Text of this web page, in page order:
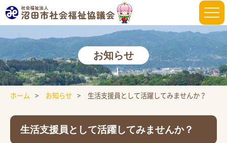
お知らせ
ホーム お知らせ 生活支援員として活躍してみませんか？
生活支援員として活躍してみませんか？